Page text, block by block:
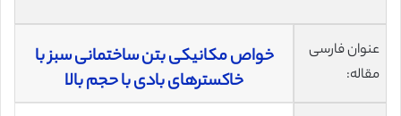
عنوان فارسی
مقاله:
خواص مکانیکی بتن ساختمانی سبز با
خاکسترهای بادی با حجم بالا